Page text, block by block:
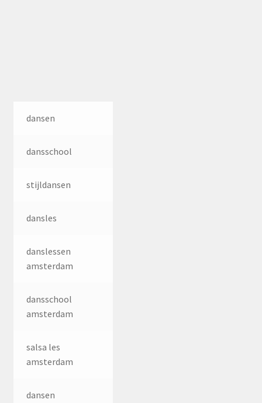
dansen
dansschool
stijldansen
dansles
danslessen
amsterdam
dansschool
amsterdam
salsa les
amsterdam
dansen